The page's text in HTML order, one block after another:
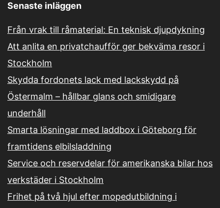
Senaste inläggen
Från vrak till råmaterial: En teknisk djupdykning
Att anlita en privatchaufför ger bekväma resor i
Stockholm
Skydda fordonets lack med lackskydd på
Östermalm – hållbar glans och smidigare
underhåll
Smarta lösningar med laddbox i Göteborg för
framtidens elbilsladdning
Service och reservdelar för amerikanska bilar hos
verkstäder i Stockholm
Frihet på två hjul efter mopedutbildning i